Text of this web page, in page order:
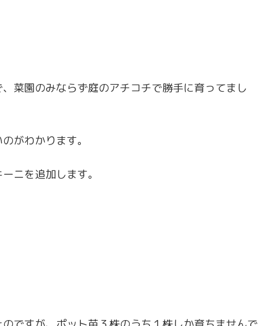
、菜園のみならず庭のアチコチで勝手に育ってまし
がわかります。
ニを追加します。